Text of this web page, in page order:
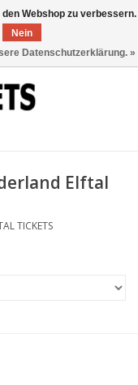
Elftal
TICKETS
Webshop zu verbessern.
Nein
Datenschutzerklärung. »